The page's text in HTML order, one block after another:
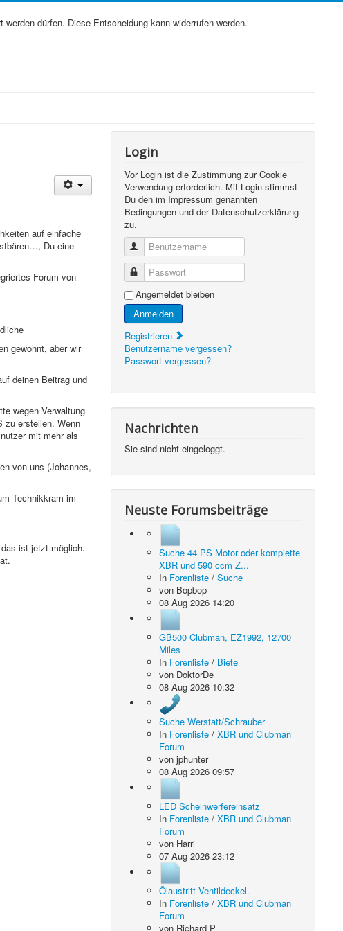
dürfen. Diese Entscheidung kann widerrufen werden.
auf einfache
Du eine
Forum von
gewohnt, aber wir
deinen Beitrag und
wegen Verwaltung
zu erstellen. Wenn
mit mehr als
von uns (Johannes,
Technikkram im
ist jetzt möglich.
Login
Vor Login ist die Zustimmung zur Cookie
Verwendung erforderlich. Mit Login stimmst
Du den im Impressum genannten
Bedingungen und der Datenschutzerklärung
zu.
Benutzername
Passwort
Angemeldet bleiben
Anmelden
Registrieren
Benutzername vergessen?
Passwort vergessen?
Nachrichten
Sie sind nicht eingeloggt.
Neuste Forumsbeiträge
Suche 44 PS Motor oder komplette
XBR und 590 ccm Z...
In Forenliste /Suche
von Bopbop
08 Aug 2026 14:20
GB500 Clubman, EZ1992, 12700
Miles
In Forenliste / Biete
von DoktorDe
08 Aug 2026 10:32
Suche Werstatt/Schrauber
In Forenliste /XBR und Clubman
Forum
vonjphunter
08 Aug 2026 09:57
LED Scheinwerfereinsatz
In Forenliste /XBR und Clubman
Forum
von Harri
07 Aug 2026 23:12
Ölaustritt Ventildeckel.
In Forenliste /XBR und Clubman
Forum
von Richard P